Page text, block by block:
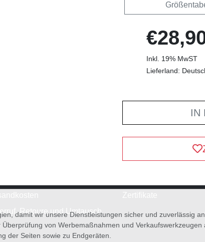
Inkl. 19% MwST
Lieferland:
IN
Retoure und Umtausch
damit wir unsere Dienstleistungen sicher und zuverlässig
von Werbemaßnahmen und
der Seiten sowie zu Endgeräten.